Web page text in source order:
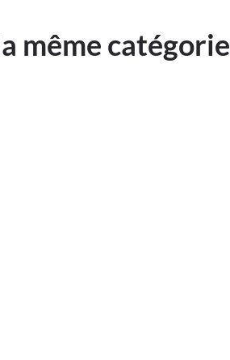
même catégorie